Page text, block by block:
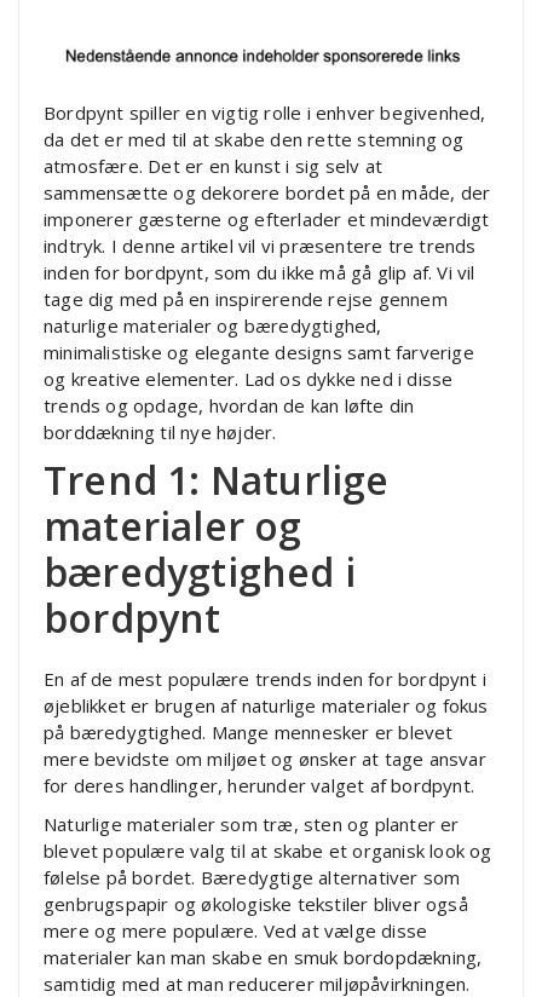
Bordpynt spiller en vigtig rolle i enhver begivenhed,
da det er med til at skabe den rette stemning og
atmosfære. Det er en kunst i sig selv at
sammensætte og dekorere bordet på en måde, der
imponerer gæsterne og efterlader et mindeværdigt
indtryk. I denne artikel vil vi præsentere tre trends
inden for bordpynt, som du ikke må gå glip af. Vi vil
tage dig med på en inspirerende rejse gennem
naturlige materialer og bæredygtighed,
minimalistiske og elegante designs samt farverige
og kreative elementer. Lad os dykke ned i disse
trends og opdage, hvordan de kan løfte din
borddækning til nye højder.
Trend 1: Naturlige
materialer og
bæredygtighed i
bordpynt
En af de mest populære trends inden for bordpynt i
øjeblikket er brugen af naturlige materialer og fokus
på bæredygtighed. Mange mennesker er blevet
mere bevidste om miljøet og ønsker at tage ansvar
for deres handlinger, herunder valget af bordpynt.
Naturlige materialer som træ, sten og planter er
blevet populære valg til at skabe et organisk look og
følelse på bordet. Bæredygtige alternativer som
genbrugspapir og økologiske tekstiler bliver også
mere og mere populære. Ved at vælge disse
materialer kan man skabe en smuk bordopdækning,
samtidig med at man reducerer miljøpåvirkningen.